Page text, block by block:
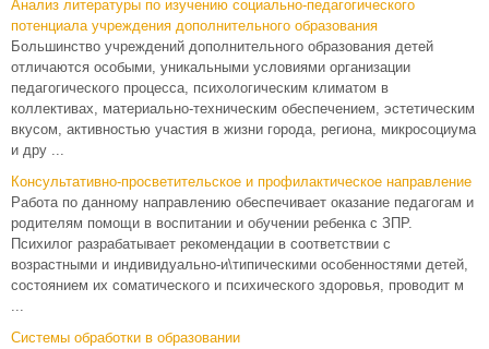
Анализ литературы по изучению социально-педагогического
потенциала учреждения дополнительного образования
Большинство учреждений дополнительного образования детей
отличаются особыми, уникальными условиями организации
педагогического процесса, психологическим климатом в
коллективах, материально-техническим обеспечением, эстетическим
вкусом, активностью участия в жизни города, региона, микросоциума
и дру ...
Консультативно-просветительское и профилактическое направление
Работа по данному направлению обеспечивает оказание педагогам и
родителям помощи в воспитании и обучении ребенка с ЗПР.
Психилог разрабатывает рекомендации в соответствии с
возрастными и индивидуально-и\типическими особенностями детей,
состоянием их соматического и психического здоровья, проводит м
...
Системы обработки в образовании